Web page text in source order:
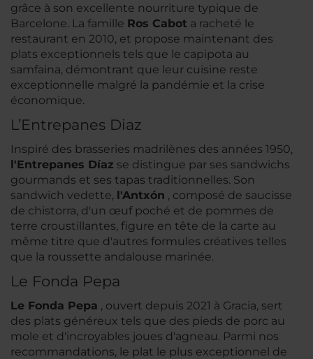
grâce à son excellente nourriture typique de
Barcelone. La famille Ros Cabot a racheté le
restaurant en 2010, et propose maintenant des
plats exceptionnels tels que le capipota au
samfaina, démontrant que leur cuisine reste
exceptionnelle malgré la pandémie et la crise
économique.
L’Entrepanes Diaz
Inspiré des brasseries madrilènes des années 1950,
l'Entrepanes Díaz se distingue par ses sandwichs
gourmands et ses tapas traditionnelles. Son
sandwich vedette, l'Antxón , composé de saucisse
de chistorra, d'un œuf poché et de pommes de
terre croustillantes, figure en tête de la carte au
même titre que d'autres formules créatives telles
que la roussette andalouse marinée.
Le Fonda Pepa
Le Fonda Pepa , ouvert depuis 2021 à Gracia, sert
des plats généreux tels que des pieds de porc au
mole et d'incroyables joues d'agneau. Parmi nos
recommandations, le plat le plus exceptionnel de